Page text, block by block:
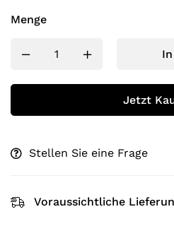
Menge
Jetzt
Stellen Sie eine Frage
Voraussichtliche